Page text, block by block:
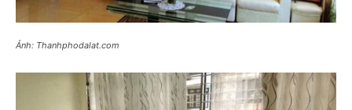
Ảnh: Thanhphodalat.com